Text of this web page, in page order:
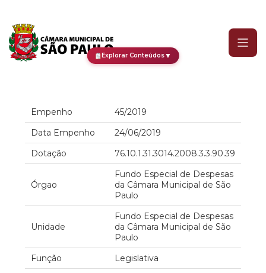
Explorar Conteúdos▼
Empenho
45/2019
Data Empenho
24/06/2019
Dotação
76.10.1.31.3014.2008.3.3.90.39
Órgao
Fundo Especial de Despesas
da Câmara Municipal de São
Paulo
Unidade
Fundo Especial de Despesas
da Câmara Municipal de São
Paulo
Função
Legislativa